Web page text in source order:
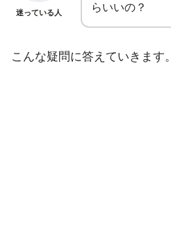
迷っている人
らいいの？
こんな疑問に答えていきます。